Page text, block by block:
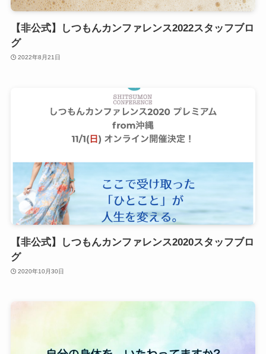
【非公式】しつもんカンファレンス2022スタッフブロ
グ
2022年8月21日
【非公式】しつもんカンファレンス2020スタッフブロ
グ
2020年10月30日